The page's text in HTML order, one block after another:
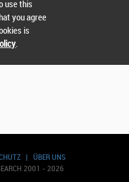
| ÜBER UNS
2001 - 2026
use this
you agree
is
.